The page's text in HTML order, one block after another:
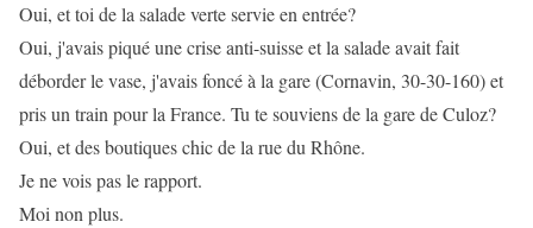
Oui, et toi de la salade verte servie en entrée?
Oui, j'avais piqué une crise anti-suisse et la salade avait fait
déborder le vase, j'avais foncé à la gare (Cornavin, 30-30-160) et
pris un train pour la France. Tu te souviens de la gare de Culoz?
Oui, et des boutiques chic de la rue du Rhône.
Je ne vois pas le rapport.
Moi non plus.